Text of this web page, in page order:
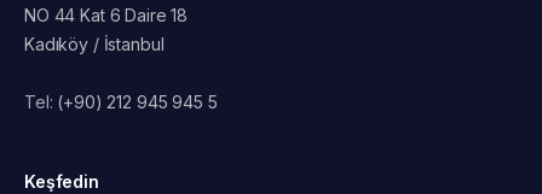
NO 44 Kat 6 Daire 18
Kadıköy / İstanbul
Tel: (+90) 212 945 945 5
Keşfedin